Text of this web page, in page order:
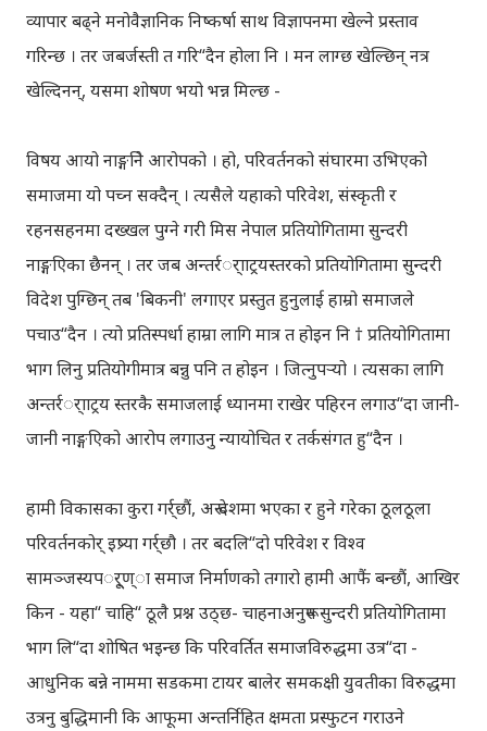
व्यापार बढ्ने मनोवैज्ञानिक निष्कर्षा साथ विज्ञापनमा खेल्ने प्रस्ताव
गरिन्छ । तर जबर्जस्ती त गरि“दैन होला नि । मन लाग्छ खेल्छिन् नत्र
खेल्दिनन्, यसमा शोषण भयो भन्न मिल्छ -
विषय आयो नाङ्गनिे आरोपको । हो, परिवर्तनको संघारमा उभिएको
समाजमा यो पच्न सक्दैन् । त्यसैले यहाको परिवेश, संस्कृती र
रहनसहनमा दख्खल पुग्ने गरी मिस नेपाल प्रतियोगितामा सुन्दरी
नाङ्गएिका छैनन् । तर जब अन्तर्रर्ााट्रयस्तरको प्रतियोगितामा सुन्दरी
विदेश पुग्छिन् तब 'बिकनी' लगाएर प्रस्तुत हुनुलाई हाम्रो समाजले
पचाउ“दैन । त्यो प्रतिस्पर्धा हाम्रा लागि मात्र त होइन नि † प्रतियोगितामा
भाग लिनु प्रतियोगीमात्र बन्नु पनि त होइन । जित्नुपर्‍यो । त्यसका लागि
अन्तर्रर्ााट्रय स्तरकै समाजलाई ध्यानमा राखेर पहिरन लगाउ“दा जानी-
जानी नाङ्गएिको आरोप लगाउनु न्यायोचित र तर्कसंगत हु“दैन ।
हामी विकासका कुरा गर्र्छौं, अरू देशमा भएका र हुने गरेका ठूलठूला
परिवर्तनकोर् इष्र्या गर्र्छौ । तर बदलि“दो परिवेश र विश्व
सामञ्जस्यपर्ूण्ा समाज निर्माणको तगारो हामी आफैं बन्छौं, आखिर
किन - यहा“ चाहि“ ठूलै प्रश्न उठ्छ- चाहनाअनुरूप सुन्दरी प्रतियोगितामा
भाग लि“दा शोषित भइन्छ कि परिवर्तित समाजविरुद्धमा उत्र“दा -
आधुनिक बन्ने नाममा सडकमा टायर बालेर समकक्षी युवतीका विरुद्धमा
उत्रनु बुद्धिमानी कि आफूमा अन्तर्निहित क्षमता प्रस्फुटन गराउने